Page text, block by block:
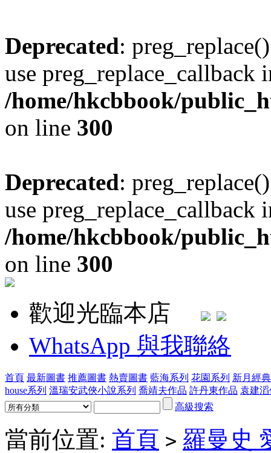
Deprecated:
use preg_replace_callback
/home/hkcbbook/
on line 300
Deprecated:
use preg_replace_callback
/home/hkcbbook/
on line 300
歡迎光臨本店
WhatsApp 與我聯絡
首頁 最新圖書 推薦圖書 熱賣圖書 藍海系列 花園系列 新月經
house系列 溫瑞安武俠小說系列 喬靖夫作品 許丹東作品 袁建
高級搜索
當前位置: 首頁 > 羅曼史